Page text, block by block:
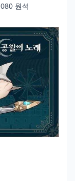
원석